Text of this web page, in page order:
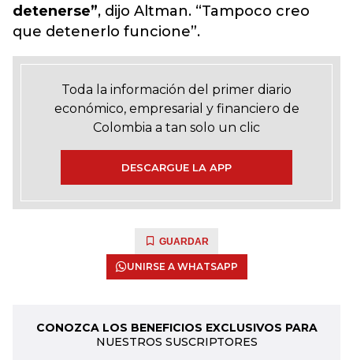
detenerse”, dijo Altman. “Tampoco creo
que detenerlo funcione”.
Toda la información del primer diario
económico, empresarial y financiero de
Colombia a tan solo un clic
DESCARGUE LA APP
GUARDAR
UNIRSE A WHATSAPP
CONOZCA LOS BENEFICIOS EXCLUSIVOS PARA
NUESTROS SUSCRIPTORES